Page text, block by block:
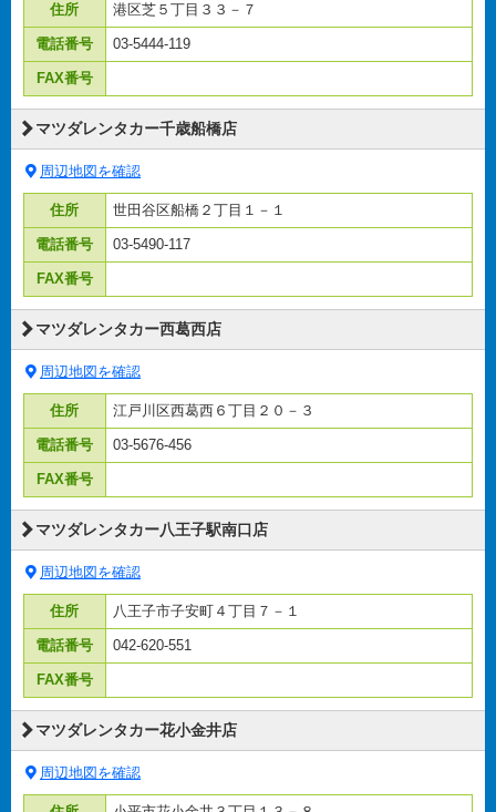
住所 港区芝５丁目３３－７
電話番号 03-5444-119
FAX番号
マツダレンタカー千歳船橋店
周辺地図を確認
住所 世田谷区船橋２丁目１－１
電話番号 03-5490-117
FAX番号
マツダレンタカー西葛西店
周辺地図を確認
住所 江戸川区西葛西６丁目２０－３
電話番号 03-5676-456
FAX番号
マツダレンタカー八王子駅南口店
周辺地図を確認
住所 八王子市子安町４丁目７－１
電話番号 042-620-551
FAX番号
マツダレンタカー花小金井店
周辺地図を確認